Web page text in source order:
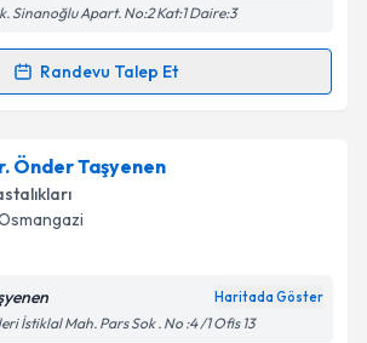
okudum ve kişisel verilerimin belirtilen
işlenmesini kabul ediyorum.
Sinanoğlu Apart. No:2 Kat:1 Daire:3
Randevu Talep Et
Talebi
Işıkiçin randevu takvimi talebi
bu uzmandan randevu almanız için bir
e-posta ile bilgilendireceğiz.
Önder Taşyenen
Haritada Göster
İstiklal Mah. Pars Sok . No :4 /1 Ofis 13